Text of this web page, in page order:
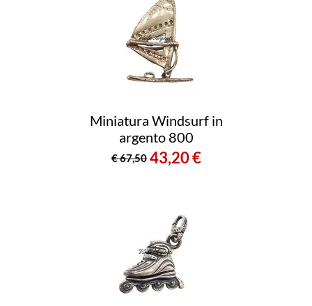
Miniatura Windsurf in
argento 800
€ 67,50 43,20 €